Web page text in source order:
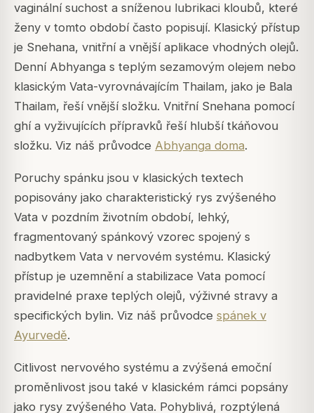
vaginální suchost a sníženou lubrikaci kloubů, které
ženy v tomto období často popisují. Klasický přístup
je Snehana, vnitřní a vnější aplikace vhodných olejů.
Denní Abhyanga s teplým sezamovým olejem nebo
klasickým Vata-vyrovnávajícím Thailam, jako je Bala
Thailam, řeší vnější složku. Vnitřní Snehana pomocí
ghí a vyživujících přípravků řeší hlubší tkáňovou
složku. Viz náš průvodce Abhyanga doma.
Poruchy spánku jsou v klasických textech
popisovány jako charakteristický rys zvýšeného
Vata v pozdním životním období, lehký,
fragmentovaný spánkový vzorec spojený s
nadbytkem Vata v nervovém systému. Klasický
přístup je uzemnění a stabilizace Vata pomocí
pravidelné praxe teplých olejů, výživné stravy a
specifických bylin. Viz náš průvodce spánek v
Ayurvedě.
Citlivost nervového systému a zvýšená emoční
proměnlivost jsou také v klasickém rámci popsány
jako rysy zvýšeného Vata. Pohyblivá, rozptýlená